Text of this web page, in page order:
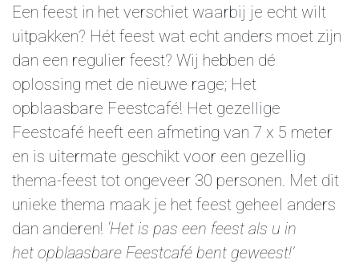
Een feest in het verschiet waarbij je echt wilt
uitpakken? Hét feest wat echt anders moet zijn
dan een regulier feest? Wij hebben dé
oplossing met de nieuwe rage; Het
opblaasbare Feestcafé! Het gezellige
Feestcafé heeft een afmeting van 7 x 5 meter
en is uitermate geschikt voor een gezellig
thema-feest tot ongeveer 30 personen. Met dit
unieke thema maak je het feest geheel anders
dan anderen! ‘Het is pas een feest als u in
het opblaasbare Feestcafé bent geweest!’